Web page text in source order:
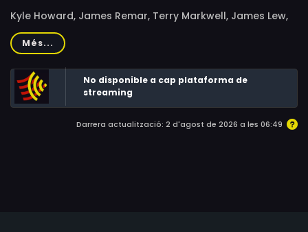
Kyle Howard, James Remar, Terry Markwell, James Lew,
James With, Shielu Bharwani, James Tolkan, Dennis
Creaghan, Bernard Kates, Paul Holmes, Joonee Gamboa,
Anthony Ogunsanya, Rudy Vicdel, John Barwise, Cris
Aguilar
Més...
No disponible a cap plataforma de
streaming
Darrera actualització: 2 d'agost de 2026 a les 06:49